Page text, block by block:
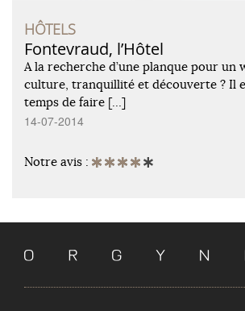
HÔTELS
Fontevraud, l’Hôtel
A la recherche d’une planque pour un
culture, tranquillité et découverte ? Il
temps de faire […]
14-07-2014
Notre avis :